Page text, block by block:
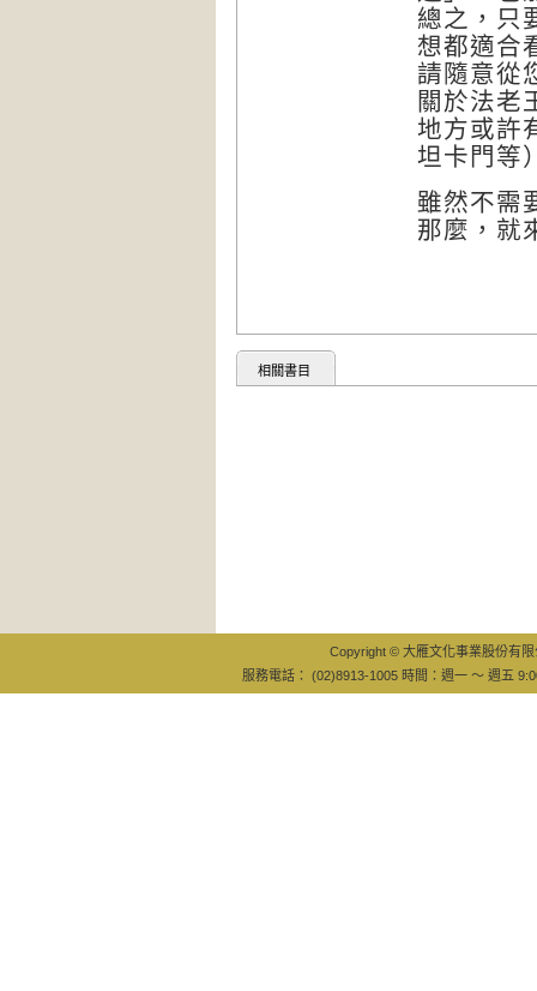
總之，只
想都適合
請隨意從
關於法老
地方或許
坦卡門等
雖然不需
那麼，就
相關書目
Copyright © 大雁文化事業股份有
服務電話： (02)8913-1005 時間：週一 ～ 週五